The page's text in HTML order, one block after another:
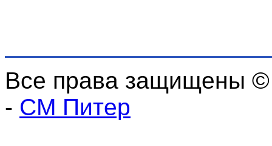
Все права защищены
- СМ Питер